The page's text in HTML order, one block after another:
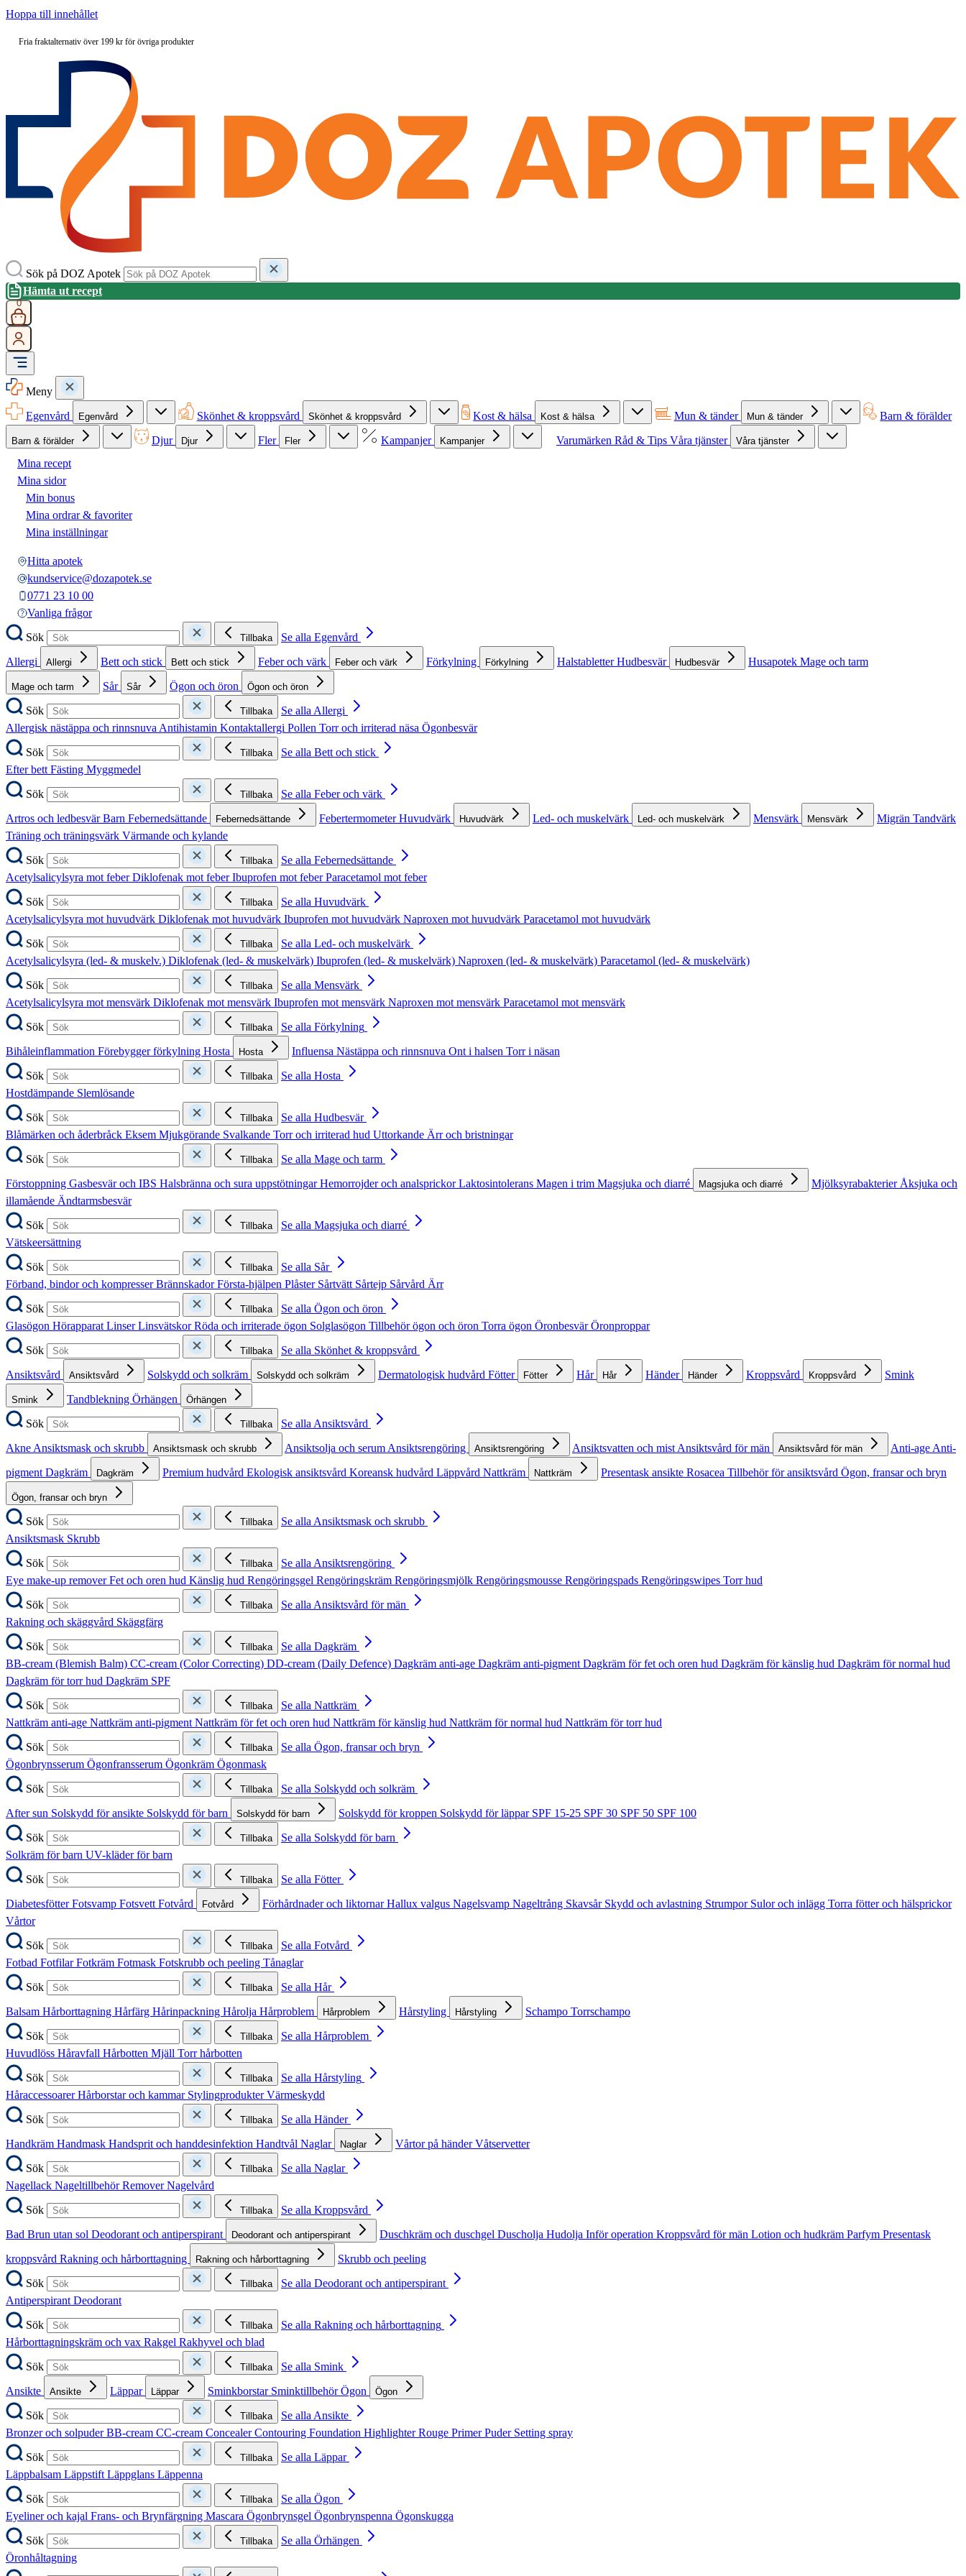
Hoppa till innehållet
Fria fraktalternativ över 199 kr för övriga produkter
Sök på DOZ Apotek
Hämta ut recept
0
Meny
Egenvård
Egenvård Skönhet & kroppsvård Skönhet & kroppsvård Kost & hälsa Kost & hälsa Mun & tänder Mun & tänder Barn & förälder
Barn & förälder Djur Djur Fler Fler Kampanjer Kampanjer Varumärken Råd & Tips Våra tjänster Våra tjänster
Mina recept
Mina sidor
Min bonus
Mina ordrar & favoriter
Mina inställningar
Hitta apotek
kundservice@dozapotek.se
0771 23 10 00
Vanliga frågor
Sök
Tillbaka
Se alla Egenvård
Allergi
Allergi Bett och stick Bett och stick Feber och värk Feber och värk Förkylning Förkylning HalstabletterHudbesvär Hudbesvär Husapotek Mage och tarm
Mage och tarm Sår Sår Ögon och öron Ögon och öron
Sök Tillbaka
Se alla Allergi
Allergisk nästäppa och rinnsnuva Antihistamin Kontaktallergi Pollen Torr och irriterad näsa Ögonbesvär
Sök
Tillbaka
Se alla Bett och stick
Efter bett Fästing Myggmedel
Sök
Tillbaka
Se alla Feber och värk
Artros och ledbesvärBarn Febernedsättande Febernedsättande FebertermometerHuvudvärk Huvudvärk Led- och muskelvärk Led- och muskelvärk Mensvärk Mensvärk Migrän Tandvärk
Träning och träningsvärk Värmande och kylande
Sök
Tillbaka
Se alla Febernedsättande
Acetylsalicylsyra mot feberDiklofenak mot feberIbuprofen mot feberParacetamol mot feber
Sök
Tillbaka
Se alla Huvudvärk
Acetylsalicylsyra mot huvudvärk Diklofenak mot huvudvärk Ibuprofen mot huvudvärk Naproxen mot huvudvärk Paracetamol mot huvudvärk
Sök
Tillbaka
Se alla Led- och muskelvärk
Acetylsalicylsyra (led- & muskelv.) Diklofenak (led- & muskelvärk) Ibuprofen (led- & muskelvärk) Naproxen (led- & muskelvärk) Paracetamol (led- & muskelvärk)
Sök
Tillbaka
Se alla Mensvärk
Acetylsalicylsyra mot mensvärk Diklofenak mot mensvärk Ibuprofen mot mensvärk Naproxen mot mensvärk Paracetamol mot mensvärk
Sök
Tillbaka
Se alla Förkylning
Bihåleinflammation Förebygger förkylning Hosta Hosta Influensa Nästäppa och rinnsnuva Ont i halsen Torr i näsan
Sök
Tillbaka
Se alla Hosta
Hostdämpande Slemlösande
Sök
Tillbaka
Se alla Hudbesvär
Blåmärken och åderbråck Eksem Mjukgörande Svalkande Torr och irriterad hud Uttorkande Ärr och bristningar
Sök
Tillbaka
Se alla Mage och tarm
Förstoppning Gasbesvär och IBS Halsbränna och sura uppstötningarHemorrojder och analsprickorLaktosintolerans Magen i trim Magsjuka och diarré Magsjuka och diarré Mjölksyrabakterier Åksjuka och
illamående Ändtarmsbesvär
Sök
Tillbaka
Se alla Magsjuka och diarré
Vätskeersättning
Sök
Tillbaka
Se alla Sår
Förband, bindor och kompresserBrännskadorFörsta-hjälpen Plåster Sårtvätt Sårtejp Sårvård Ärr
Sök
Tillbaka
Se alla Ögon och öron
Glasögon Hörapparat LinserLinsvätskorRöda och irriterade ögon Solglasögon Tillbehör ögon och öron Torra ögon ÖronbesvärÖronproppar
Sök
Tillbaka
Se alla Skönhet & kroppsvård
Ansiktsvård
Ansiktsvård Solskydd och solkräm Solskydd och solkräm Dermatologisk hudvård Fötter Fötter Hår Hår Händer Händer Kroppsvård Kroppsvård Smink
Smink Tandblekning Örhängen Örhängen
Sök Tillbaka
Se alla Ansiktsvård
Akne Ansiktsmask och skrubb Ansiktsmask och skrubb Ansiktsolja och serum Ansiktsrengöring Ansiktsrengöring Ansiktsvatten och mist Ansiktsvård för män Ansiktsvård för män Anti-age Anti-
pigment Dagkräm Dagkräm Premium hudvård Ekologisk ansiktsvård Koreansk hudvård Läppvård Nattkräm Nattkräm Presentask ansikte Rosacea Tillbehör för ansiktsvård Ögon, fransar och bryn
Ögon, fransar och bryn
Sök Tillbaka
Se alla Ansiktsmask och skrubb
Ansiktsmask Skrubb
Sök
Tillbaka
Se alla Ansiktsrengöring
Eye make-up removerFet och oren hud Känslig hud Rengöringsgel Rengöringskräm Rengöringsmjölk Rengöringsmousse Rengöringspads Rengöringswipes Torr hud
Sök
Tillbaka
Se alla Ansiktsvård för män
Rakning och skäggvård Skäggfärg
Sök
Tillbaka
Se alla Dagkräm
BB-cream (Blemish Balm) CC-cream (Color Correcting) DD-cream (Daily Defence) Dagkräm anti-age Dagkräm anti-pigment Dagkräm för fet och oren hud Dagkräm för känslig hud Dagkräm för normal hud
Dagkräm för torr hud Dagkräm SPF
Sök
Tillbaka
Se alla Nattkräm
Nattkräm anti-age Nattkräm anti-pigment Nattkräm för fet och oren hud Nattkräm för känslig hud Nattkräm för normal hud Nattkräm för torr hud
Sök
Tillbaka
Se alla Ögon, fransar och bryn
Ögonbrynsserum Ögonfransserum Ögonkräm Ögonmask
Sök
Tillbaka
Se alla Solskydd och solkräm
After sun Solskydd för ansikte Solskydd för barn Solskydd för barn Solskydd för kroppen Solskydd för läppar SPF 15-25 SPF 30 SPF 50 SPF 100
Sök
Tillbaka
Se alla Solskydd för barn
Solkräm för barn UV-kläder för barn
Sök
Tillbaka
Se alla Fötter
DiabetesfötterFotsvamp Fotsvett Fotvård Fotvård Förhårdnader och liktornarHallux valgus Nagelsvamp Nageltrång Skavsår Skydd och avlastning Strumpor Sulor och inlägg Torra fötter och hälsprickor
Vårtor
Sök
Tillbaka
Se alla Fotvård
Fotbad FotfilarFotkräm Fotmask Fotskrubb och peeling Tånaglar
Sök
Tillbaka
Se alla Hår
Balsam Hårborttagning Hårfärg Hårinpackning Hårolja Hårproblem Hårproblem Hårstyling Hårstyling Schampo Torrschampo
Sök
Tillbaka
Se alla Hårproblem
Huvudlöss Håravfall Hårbotten Mjäll Torr hårbotten
Sök
Tillbaka
Se alla Hårstyling
HåraccessoarerHårborstar och kammar StylingprodukterVärmeskydd
Sök
Tillbaka
Se alla Händer
Handkräm Handmask Handsprit och handdesinfektion Handtvål Naglar Naglar Vårtor på händerVåtservetter
Sök
Tillbaka
Se alla Naglar
Nagellack NageltillbehörRemoverNagelvård
Sök
Tillbaka
Se alla Kroppsvård
Bad Brun utan sol Deodorant och antiperspirant Deodorant och antiperspirant Duschkräm och duschgel Duscholja Hudolja Inför operation Kroppsvård för män Lotion och hudkräm Parfym Presentask
kroppsvård Rakning och hårborttagning Rakning och hårborttagning
Skrubb och peeling
Sök
Tillbaka
Se alla Deodorant och antiperspirant
Antiperspirant Deodorant
Sök
Tillbaka
Se alla Rakning och hårborttagning
Hårborttagningskräm och vax Rakgel Rakhyvel och blad
Sök
Tillbaka
Se alla Smink
Ansikte
Ansikte Läppar Läppar Sminkborstar SminktillbehörÖgon Ögon
Sök Tillbaka
Se alla Ansikte
Bronzer och solpuderBB-cream CC-cream ConcealerContouring Foundation HighlighterRouge PrimerPuder Setting spray
Sök
Tillbaka
Se alla Läppar
Läppbalsam Läppstift Läppglans Läppenna
Sök
Tillbaka
Se alla Ögon
Eyeliner och kajal Frans- och Brynfärgning Mascara Ögonbrynsgel Ögonbrynspenna Ögonskugga
Sök
Tillbaka
Se alla Örhängen
Öronhåltagning